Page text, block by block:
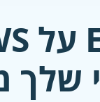
שלך